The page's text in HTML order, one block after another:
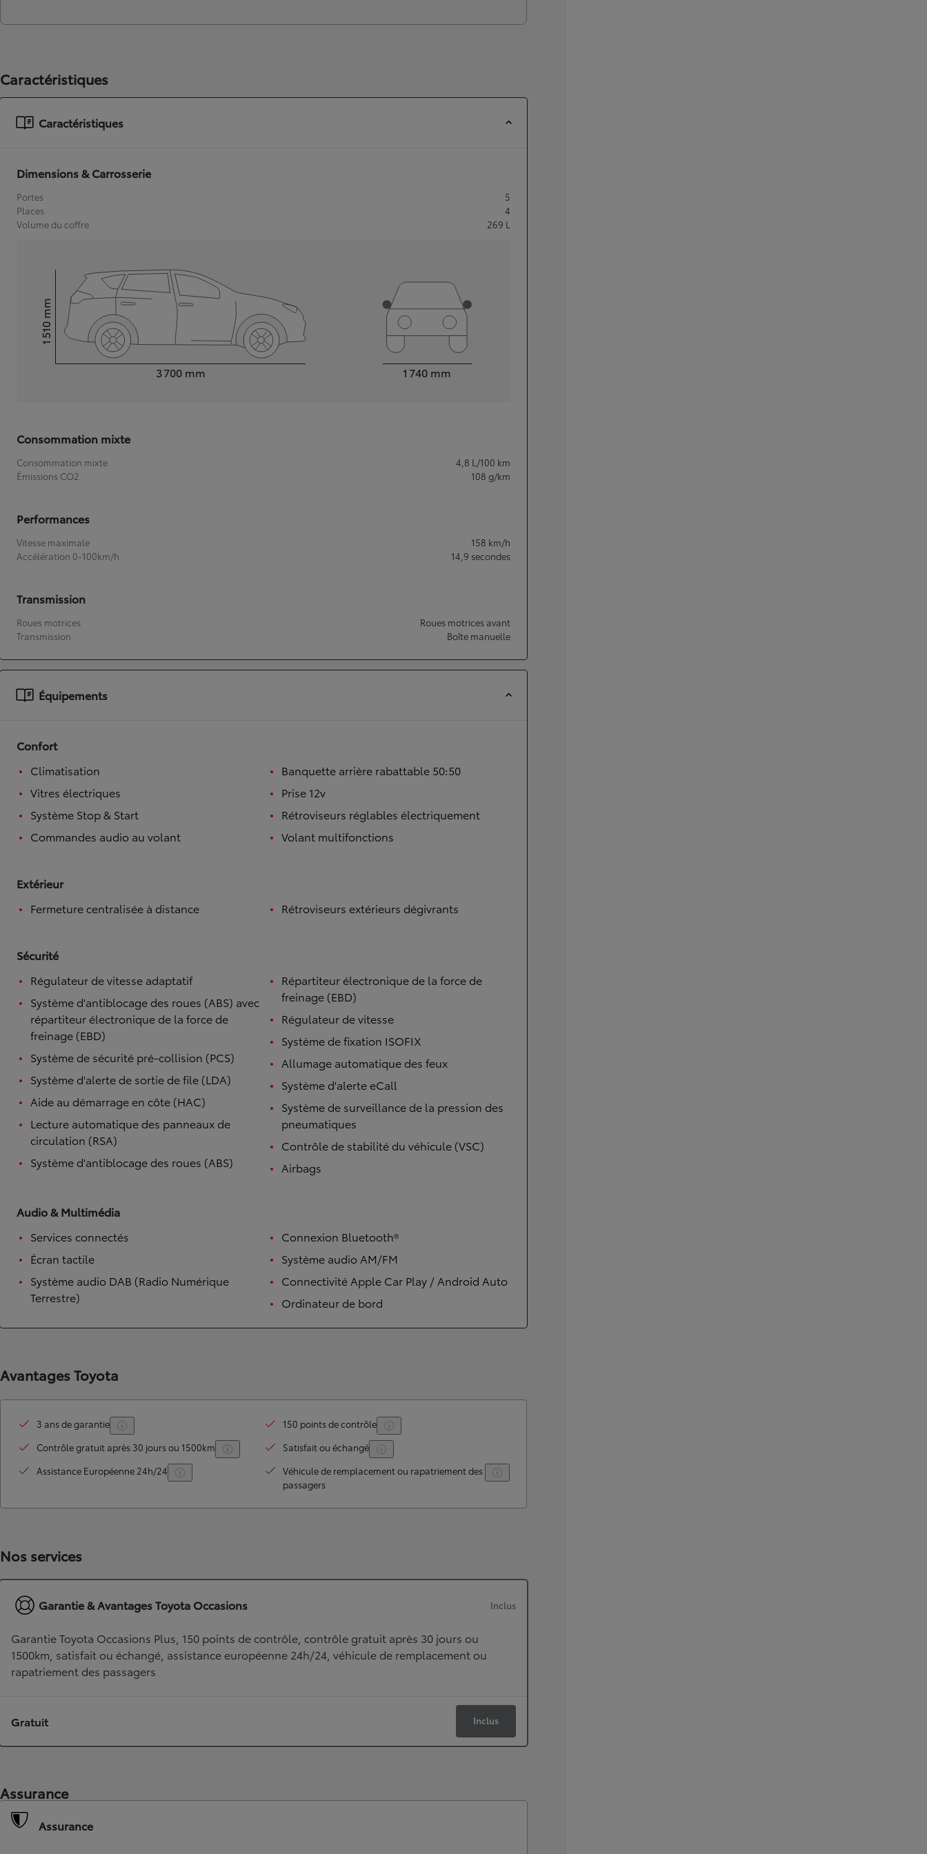
À partir de 19 700 €
Nouvelle Yaris Cross
HYBRIDE
HYBRIDE OU HYBRIDE RECHARGEABLE
Caractéristiques
Caractéristiques
Dimensions & Carrosserie
Portes
5
Places
4
Volume du coffre
269 L
3 700 mm
Hauteur1 510
mm
1 740 mm
Consommation mixte
Consommation mixte 4,8 L/100 km
Émissions CO2
108 g/km
Performances
Vitesse maximale 158 km/h
Accélération 0-100km/h
14,9 secondes
Transmission
Roues motrices
Roues motrices avant
Transmission
Boîte manuelle
Équipements
Confort
Climatisation
Vitres électriques
Système Stop & Start
Commandes audio au volant
Banquette arrière rabattable 50:50
Prise 12v
Rétroviseurs réglables électriquement
Volant multifonctions
Extérieur
Fermeture centralisée à distance
Rétroviseurs extérieurs dégivrants
Sécurité
Régulateur de vitesse adaptatif
Système d'antiblocage des roues (ABS) avec
répartiteur électronique de la force de
freinage (EBD)
Système de sécurité pré-collision (PCS)
Système d'alerte de sortie de file (LDA)
Aide au démarrage en côte (HAC)
Lecture automatique des panneaux de
circulation (RSA)
Système d'antiblocage des roues (ABS)
Répartiteur électronique de la force de
freinage (EBD)
Régulateur de vitesse
Système de fixation ISOFIX
Allumage automatique des feux
Système d'alerte eCall
Système de surveillance de la pression des
pneumatiques
Contrôle de stabilité du véhicule (VSC)
Airbags
Audio & Multimédia
Services connectés
Écran tactile
Système audio DAB (Radio Numérique
Terrestre)
Connexion Bluetooth®
Système audio AM/FM
Connectivité Apple Car Play / Android Auto
Ordinateur de bord
Avantages Toyota
3 ans de garantie
150 points de contrôle
Contrôle gratuit après 30 jours ou 1500km
Satisfait ou échangé
Assistance Européenne 24h/24
Véhicule de remplacement ou rapatriement des
passagers
Nos services
Garantie & Avantages Toyota Occasions Inclus
Garantie Toyota Occasions Plus, 150 points de contrôle, contrôle gratuit après 30 jours ou
1500km, satisfait ou échangé, assistance européenne 24h/24, véhicule de remplacement ou
rapatriement des passagers
Gratuit Inclus
Assurance
Assurance